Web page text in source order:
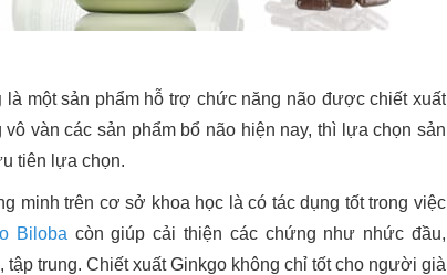
là một sản phẩm hỗ trợ chức năng não được chiết xuất
vàn các sản phẩm bổ não hiện nay, thì lựa chọn sản
tiên lựa chọn.
minh trên cơ sở khoa học là có tác dụng tốt trong việc
Biloba còn giúp cải thiện các chứng như nhức đầu,
trung. Chiết xuất Ginkgo không chỉ tốt cho người già